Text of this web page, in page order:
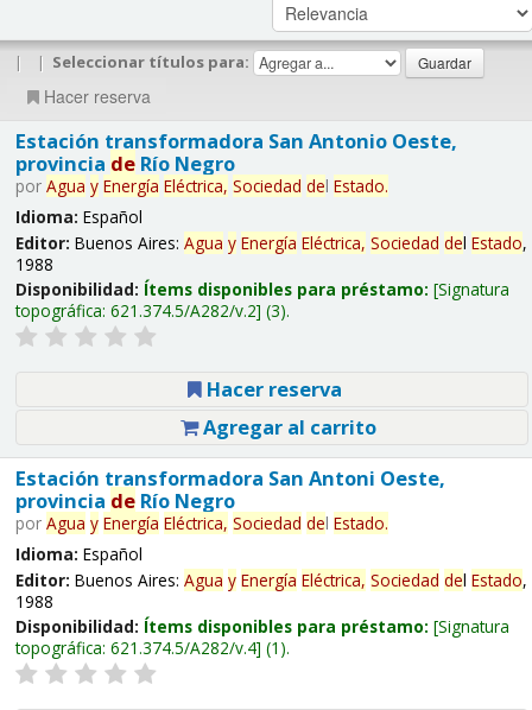
| | Seleccionar títulos para:
Hacer reserva
Estación transformadora San Antonio Oeste,
provincia deRío Negro
por Agua y Energía Eléctrica, Sociedad del Estado.
Idioma: Español
Editor: Buenos Aires: Agua y Energía Eléctrica, Sociedad del Estado,
1988
Disponibilidad: Ítems disponibles para préstamo: Signatura
topográfica: 621.374.5/A282/v.2 (3).
Hacer reserva
Agregar al carrito
Estación transformadora San Antoni Oeste,
provincia deRío Negro
por Agua y Energía Eléctrica, Sociedad del Estado.
Idioma: Español
Editor: Buenos Aires: Agua y Energía Eléctrica, Sociedad del Estado,
1988
Disponibilidad: Ítems disponibles para préstamo: Signatura
topográfica: 621.374.5/A282/v.4 (1).